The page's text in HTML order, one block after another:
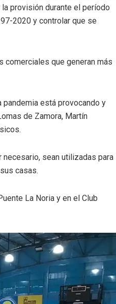
provisión durante el período
2020 y controlar que se
comerciales que generan más
está provocando y
de Zamora, Martín
sean utilizadas para
casas.
La Noria y en el Club